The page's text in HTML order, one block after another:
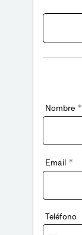
Nombre *
Email *
Teléfono